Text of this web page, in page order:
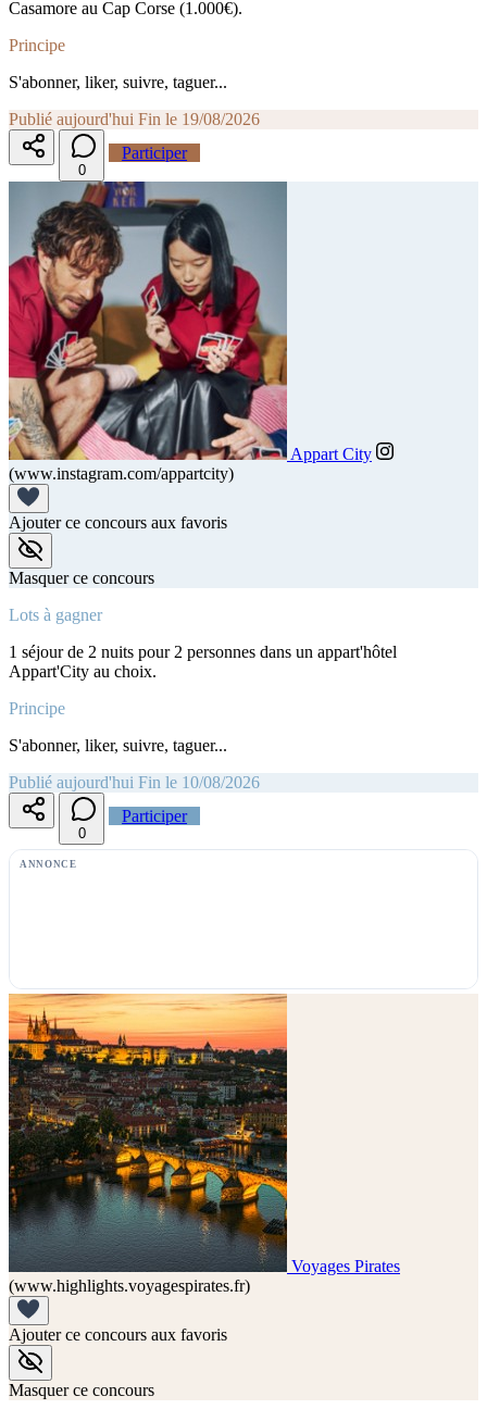
Casamore au Cap Corse (1.000€).
Principe
S'abonner, liker, suivre, taguer...
Publié aujourd'hui Fin le 19/08/2026
0
Participer
Appart City
(www.instagram.com/appartcity)
Ajouter ce concours aux favoris
Masquer ce concours
Lots à gagner
1 séjour de 2 nuits pour 2 personnes dans un appart'hôtel
Appart'City au choix.
Principe
S'abonner, liker, suivre, taguer...
Publié aujourd'hui Fin le 10/08/2026
0
Participer
ANNONCE
Voyages Pirates
(www.highlights.voyagespirates.fr)
Ajouter ce concours aux favoris
Masquer ce concours